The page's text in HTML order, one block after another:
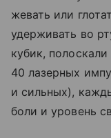
жевать или
удерживать во
кубик,
40 лазерных
и сильных),
боли и уровень